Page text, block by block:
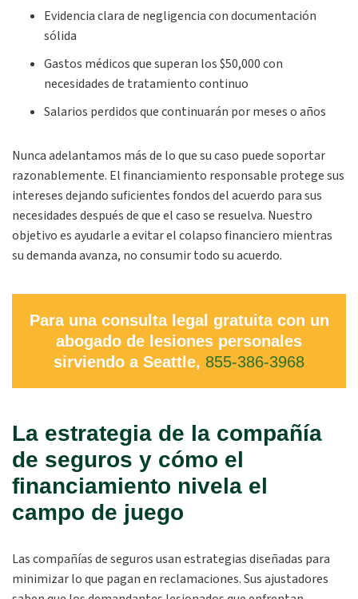
Evidencia clara de negligencia con documentación
sólida
Gastos médicos que superan los $50,000 con
necesidades de tratamiento continuo
Salarios perdidos que continuarán por meses o años
Nunca adelantamos más de lo que su caso puede soportar
razonablemente. El financiamiento responsable protege sus
intereses dejando suficientes fondos del acuerdo para sus
necesidades después de que el caso se resuelva. Nuestro
objetivo es ayudarle a evitar el colapso financiero mientras
su demanda avanza, no consumir todo su acuerdo.
Para una consulta legal gratuita con un
abogado de lesiones personales
sirviendo a Seattle, 855-386-3968
La estrategia de la compañía
de seguros y cómo el
financiamiento nivela el
campo de juego
Las compañías de seguros usan estrategias diseñadas para
minimizar lo que pagan en reclamaciones. Sus ajustadores